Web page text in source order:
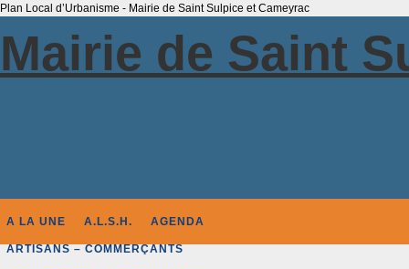
Plan Local d’Urbanisme - Mairie de Saint Sulpice et Cameyrac
Mairie de Saint
A LA UNE A.L.S.H. AGENDA
ARTISANS – COMMERÇANTS